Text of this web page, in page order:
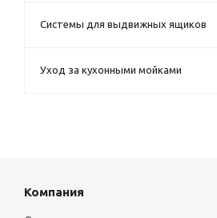
Системы для выдвижных ящиков
Уход за кухонными мойками
Компания